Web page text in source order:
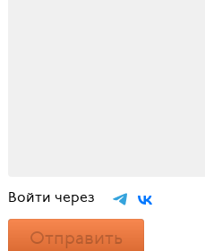
Войти через
Отправить